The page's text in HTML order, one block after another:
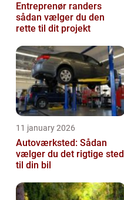
Entreprenør randers
sådan vælger du den
rette til dit projekt
11 january 2026
Autoværksted: Sådan
vælger du det rigtige sted
til din bil